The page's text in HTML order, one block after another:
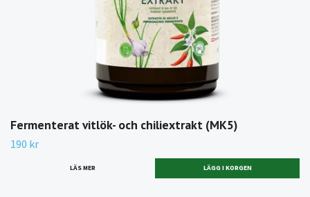
Fermenterat vitlök- och chiliextrakt (MK5)
190 kr
LÄS MER LÄGG I KORGEN